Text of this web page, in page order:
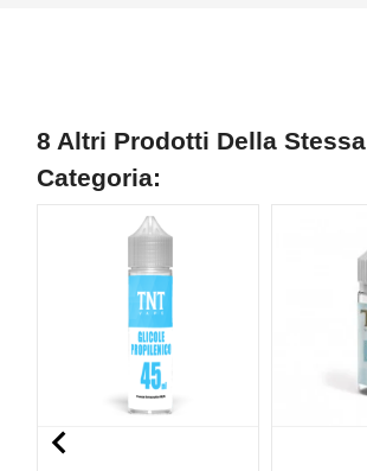
8 Altri Prodotti Della Stessa
Categoria:
NON DISPONIBILE
